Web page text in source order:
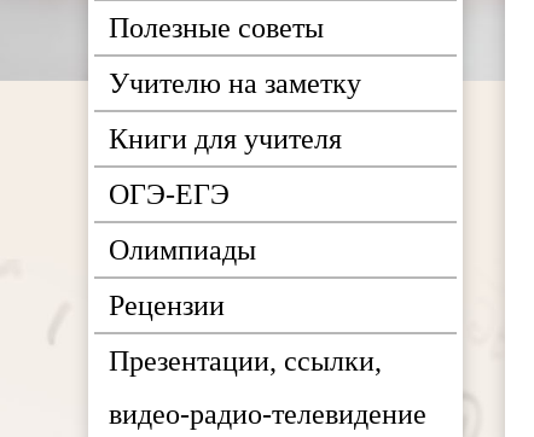
Полезные советы
Учителю на заметку
Книги для учителя
ОГЭ-ЕГЭ
Олимпиады
Рецензии
Презентации, ссылки,
видео-радио-телевидение